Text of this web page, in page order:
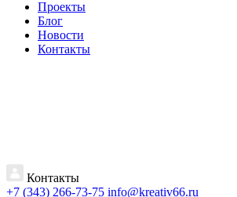
Проекты
Блог
Новости
Контакты
Контакты
+7 (343) 266-73-75 info@kreativ66.ru